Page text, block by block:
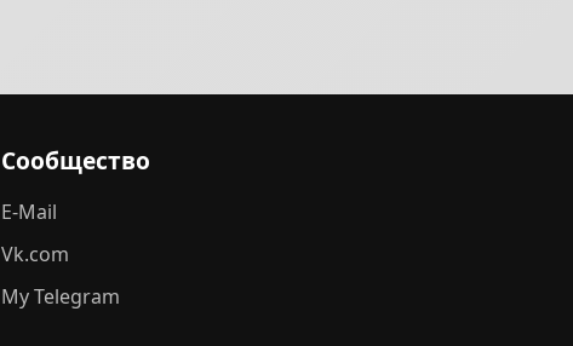
Сообщество
E-Mail
Vk.com
My Telegram